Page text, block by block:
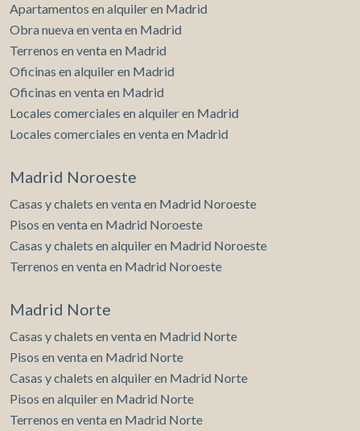
Apartamentos en alquiler en Madrid
Obra nueva en venta en Madrid
Terrenos en venta en Madrid
Oficinas en alquiler en Madrid
Oficinas en venta en Madrid
Locales comerciales en alquiler en Madrid
Locales comerciales en venta en Madrid
Madrid Noroeste
Casas y chalets en venta en Madrid Noroeste
Pisos en venta en Madrid Noroeste
Casas y chalets en alquiler en Madrid Noroeste
Terrenos en venta en Madrid Noroeste
Madrid Norte
Casas y chalets en venta en Madrid Norte
Pisos en venta en Madrid Norte
Casas y chalets en alquiler en Madrid Norte
Pisos en alquiler en Madrid Norte
Terrenos en venta en Madrid Norte